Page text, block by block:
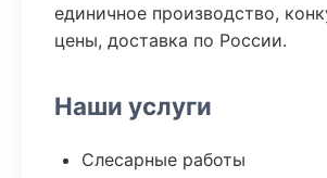
единичное производство,
цены, доставка по России.
Наши услуги
Слесарные работы